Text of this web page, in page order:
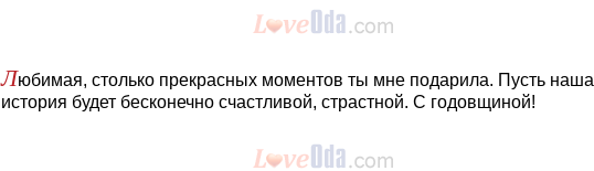
Любимая, столько прекрасных моментов ты мне подарила. Пусть наша
история будет бесконечно счастливой, страстной. С годовщиной!